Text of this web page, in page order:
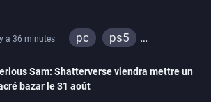
y a 36 minutes pc
ps5
ps4
xbox one
switch 2
Sam: Shatterverse viendra mettre un
bazar le 31 août